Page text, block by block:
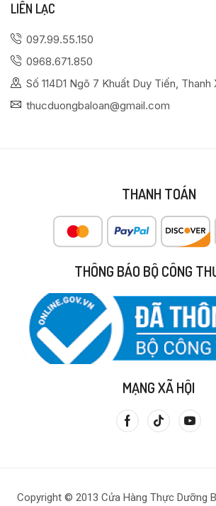
LIÊN LẠC
097.99.55.150
0968.671.850
Số 114D1 Ngõ 7 Khuất Duy Tiến, Thanh
thucduongbaloan@gmail.com
THANH TOÁN
THÔNG BÁO BỘ CÔNG
MẠNG XÃ HỘI
Copyright © 2013 Cửa Hàng Thực Dưỡng